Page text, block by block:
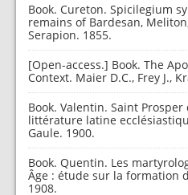
Book. Cureton. Spicilegium
remains of Bardesan,
Serapion. 1855.
[Open-access.] Book. The
Context. Maier D.C., Frey J.,
Book. Valentin. Saint
littérature latine
Gaule. 1900.
Book. Quentin. Les
Âge : étude sur la formation
1908.